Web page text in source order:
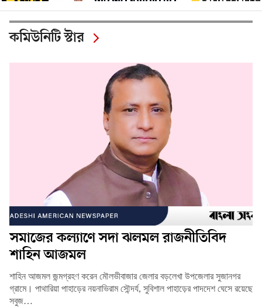
কমিউনিটি স্টার
সমাজের কল্যাণে সদা ঝলমল রাজনীতিবিদ
শাহিন আজমল
শাহিন আজমল জন্মগ্রহণ করেন মৌলভীবাজার জেলার বড়লেখা উপজেলার সুজানগর
গ্রামে। পাথারিয়া পাহাড়ের নয়নাভিরাম সৌন্দর্য, সুবিশাল পাহাড়ের পাদদেশ ঘেসে রয়েছে
সবুজ…